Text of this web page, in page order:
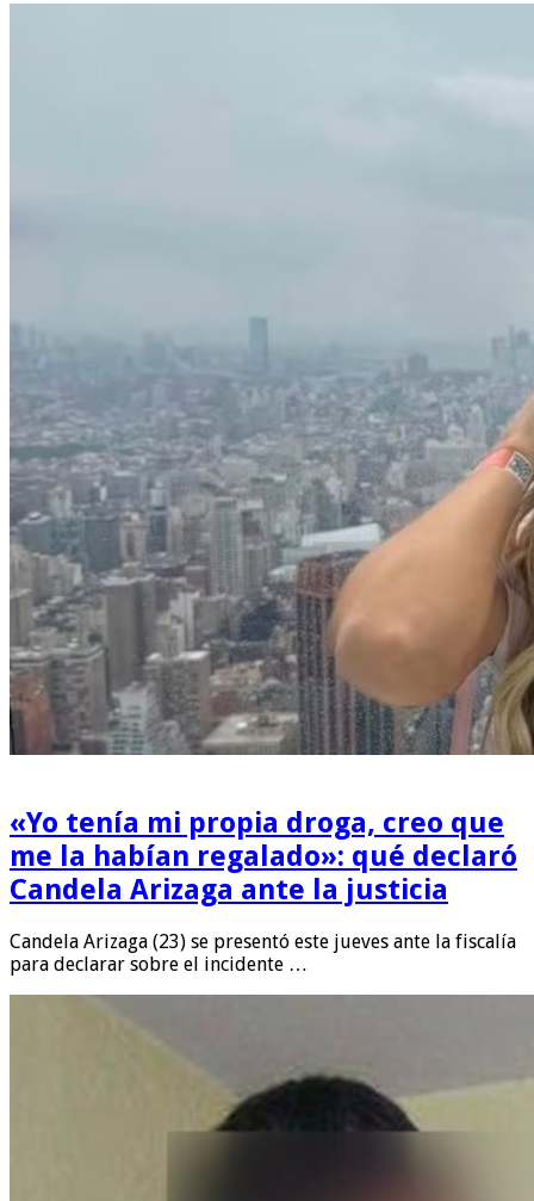
«Yo tenía mi propia droga, creo que
me la habían regalado»: qué declaró
Candela Arizaga ante la justicia
Candela Arizaga (23) se presentó este jueves ante la fiscalía
para declarar sobre el incidente …